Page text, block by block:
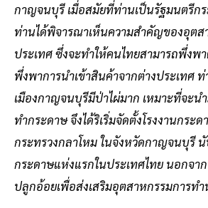
กาญจนบุรี เมื่อสมัยที่ท่านเป็นรัฐมนตรีก
ท่านได้พิจารณาเห็นความสำคัญของอุตส
ประเทศ ซึ่งจะทำให้คนไทยสามารถพึ่งพา
พึ่งพาการนำเข้าสินค้าจากต่างประเทศ
เมืองกาญจนบุรีมีป่าไผ่มาก เหมาะที่จะน
ทำกระดาษ จึงได้ริเริ่มจัดตั้งโรงงานกระ
กระทรวงกลาโหม ในจังหวัดกาญจนบุรี นั
กระดาษแห่งแรกในประเทศไทย นอกจา
ปลูกอ้อยเพื่อส่งเสริมอุตสาหกรรมการทำ